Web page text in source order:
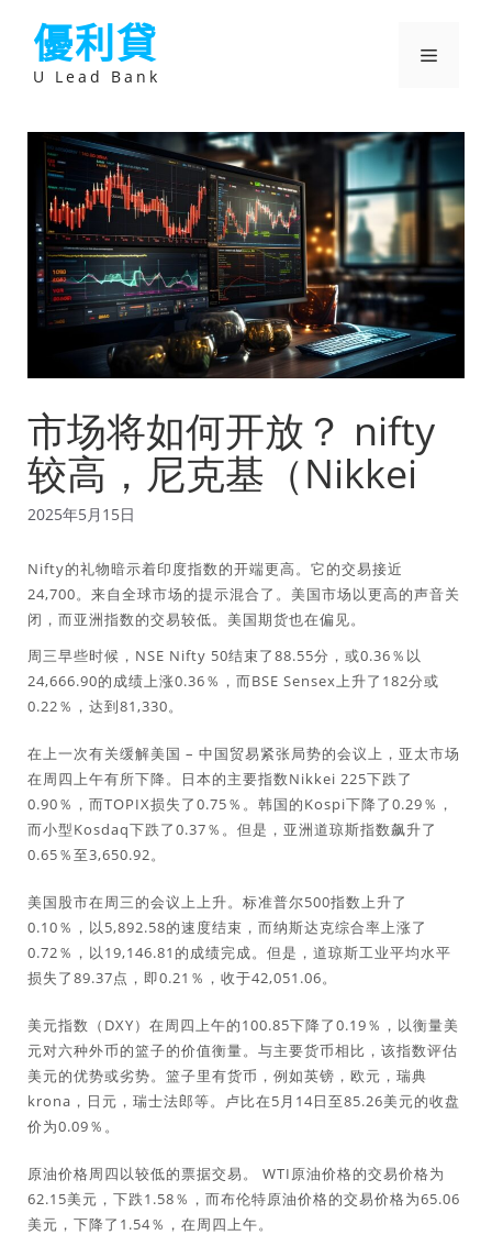
優利貸
U Lead Bank
選
市场将如何开放？ nifty
较高，尼克基（Nikkei
2025年5月15日
Nifty的礼物暗示着印度指数的开端更高。它的交易接近
24,700。来自全球市场的提示混合了。美国市场以更高的声音关
闭，而亚洲指数的交易较低。美国期货也在偏见。
周三早些时候，NSE Nifty 50结束了88.55分，或0.36％以
24,666.90的成绩上涨0.36％，而BSE Sensex上升了182分或
0.22％，达到81,330。
在上一次有关缓解美国 – 中国贸易紧张局势的会议上，亚太市场
在周四上午有所下降。日本的主要指数Nikkei 225下跌了
0.90％，而TOPIX损失了0.75％。韩国的Kospi下降了0.29％，
而小型Kosdaq下跌了0.37％。但是，亚洲道琼斯指数飙升了
0.65％至3,650.92。
美国股市在周三的会议上上升。标准普尔500指数上升了
0.10％，以5,892.58的速度结束，而纳斯达克综合率上涨了
0.72％，以19,146.81的成绩完成。但是，道琼斯工业平均水平
损失了89.37点，即0.21％，收于42,051.06。
美元指数（DXY）在周四上午的100.85下降了0.19％，以衡量美
元对六种外币的篮子的价值衡量。与主要货币相比，该指数评估
美元的优势或劣势。篮子里有货币，例如英镑，欧元，瑞典
krona，日元，瑞士法郎等。卢比在5月14日至85.26美元的收盘
价为0.09％。
原油价格周四以较低的票据交易。 WTI原油价格的交易价格为
62.15美元，下跌1.58％，而布伦特原油价格的交易价格为65.06
美元，下降了1.54％，在周四上午。